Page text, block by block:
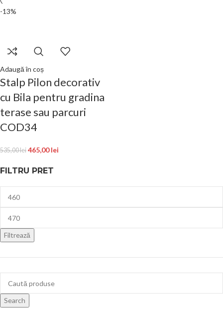
FILTRU PRET
Filtrează
Search
-13%
Adaugă în coș
Stalp Pilon decorativ
cu Bila pentru gradina
terase sau parcuri
COD34
535,00lei 465,00lei